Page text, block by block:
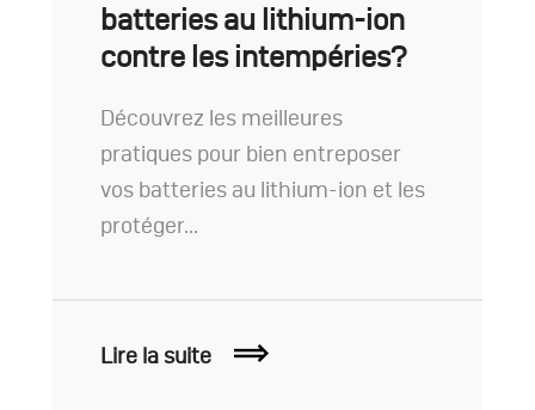
batteries au lithium-ion
contre les intempéries?
Découvrez les meilleures
pratiques pour bien entreposer
vos batteries au lithium-ion et les
protéger…
Lire la suite